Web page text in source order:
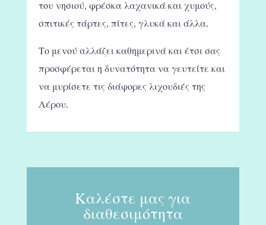
του νησιού, φρέσκα λαχανικά και χυμούς,
σπιτικές τάρτες, πίτες, γλυκά και άλλα.
Το μενού αλλάζει καθημερινά και έτσι σας
προσφέρεται η δυνατότητα να γευτείτε και
να μυρίσετε τις διάφορες λιχουδιές της
Λέρου.
Καλέστε μας για
διαθεσιμότητα